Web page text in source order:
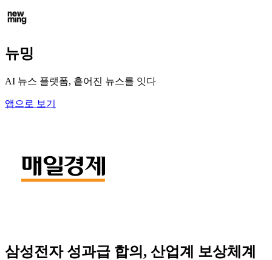
뉴밍
AI 뉴스 플랫폼, 흩어진 뉴스를 잇다
앱으로 보기
삼성전자 성과급 합의, 산업계 보상체계